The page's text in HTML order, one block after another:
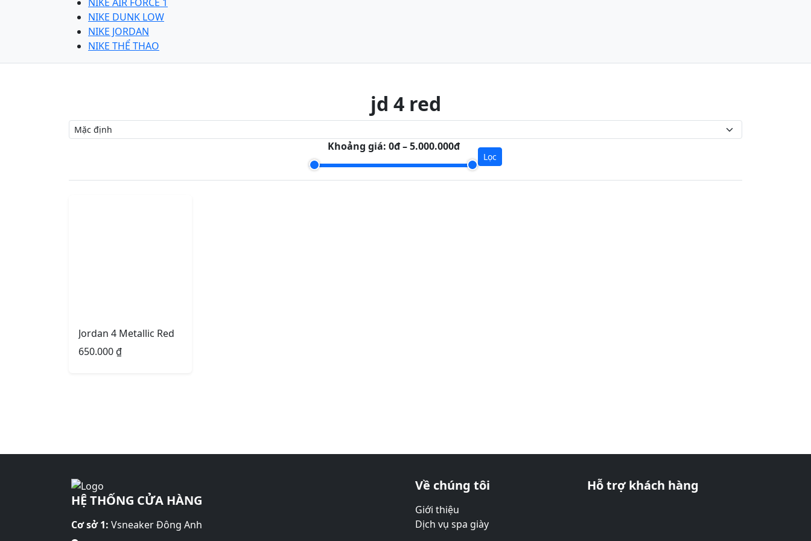
NIKE DUNK LOW
NIKE JORDAN
NIKE THỂ THAO
jd 4 red
Khoảng giá: 0đ – 5.000.000đ
Lọc
Jordan 4 Metallic Red
650.000₫
HỆ THỐNG CỬA HÀNG
Cơ sở 1: Vsneaker Đông Anh
Về chúng tôi
Giới thiệu
Dịch vụ spa giày
Hỗ trợ khách hàng